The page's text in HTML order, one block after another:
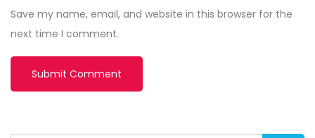
Save my name, email, and website in this browser for the
next time I comment.